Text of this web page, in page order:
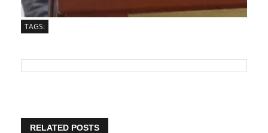
TAGS:
RELATED POSTS